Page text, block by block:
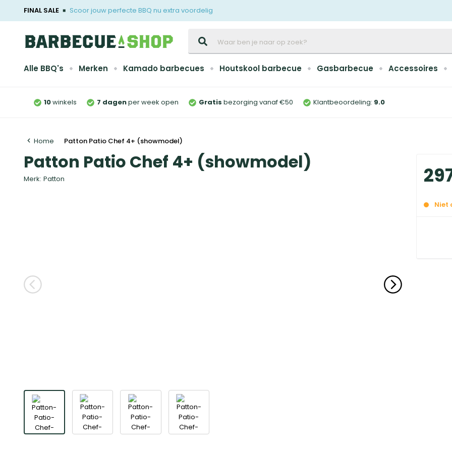
FINAL SALE Scoor jouw perfecte BBQ nu extra voordelig
Alle BBQ's Merken Kamado barbecues Houtskool barbecue Gasbarbecue Accessoires
10winkels 7 dagenper week open Gratis bezorging vanaf €50 Klantbeoordeling: 9.0
Home Patton Patio Chef 4+ (showmodel)
Patton Patio Chef 4+ (showmodel)
Merk: Patton
Niet